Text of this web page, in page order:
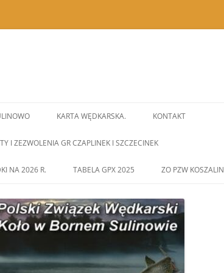
KARTA WĘDKARSKA. KONTAKT
I ZEZWOLENIA GR CZAPLINEK I SZCZECINEK
NA 2026 R. TABELA GPX 2025 ZO PZW KOSZALIN